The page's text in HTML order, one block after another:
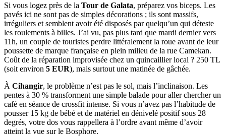
Si vous logez près de la Tour de Galata, préparez vos biceps. Les
pavés ici ne sont pas de simples décorations ; ils sont massifs,
irréguliers et semblent avoir été disposés par quelqu’un qui déteste
les roulements à billes. J’ai vu, pas plus tard que mardi dernier vers
11h, un couple de touristes perdre littéralement la roue avant de leur
poussette de marque française en plein milieu de la rue Camekan.
Coût de la réparation improvisée chez un quincaillier local ? 250 TL
(soit environ 5 EUR), mais surtout une matinée de gâchée.
À Cihangir, le problème n’est pas le sol, mais l’inclinaison. Les
pentes à 30 % transforment une simple balade pour aller chercher un
café en séance de crossfit intense. Si vous n’avez pas l’habitude de
pousser 15 kg de bébé et de matériel en dénivelé positif sous 28
degrés, votre dos vous rappellera à l’ordre avant même d’avoir
atteint la vue sur le Bosphore.